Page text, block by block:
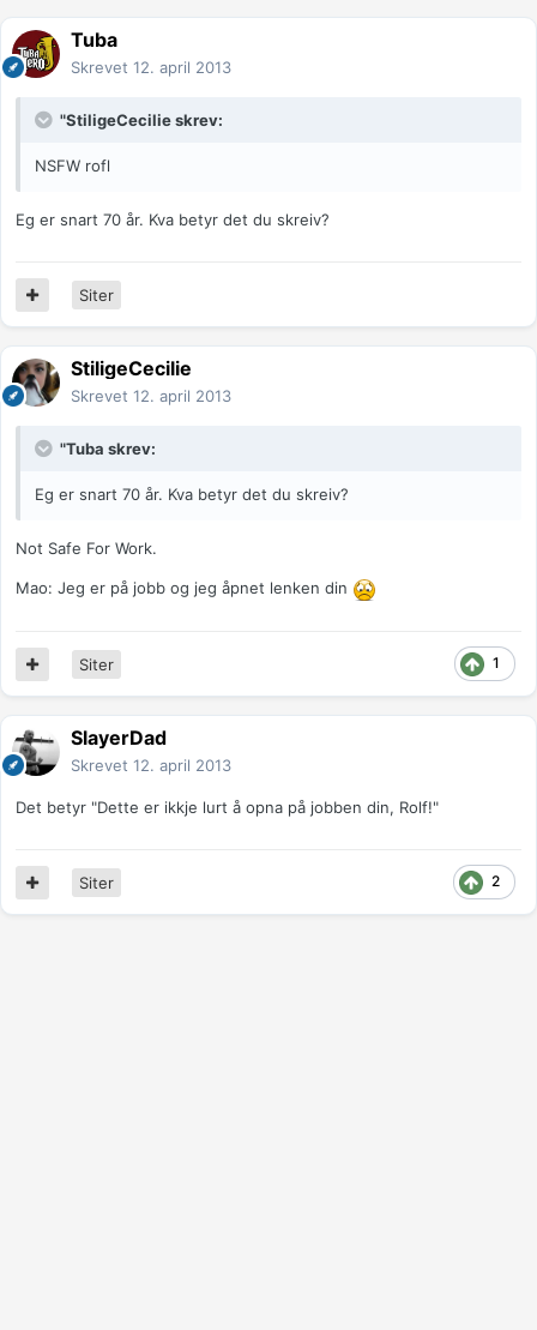
Tuba
Skrevet 12. april 2013
"StiligeCecilie skrev:
NSFW rofl
Eg er snart 70 år. Kva betyr det du skreiv?
Siter
StiligeCecilie
Skrevet 12. april 2013
"Tuba skrev:
Eg er snart 70 år. Kva betyr det du skreiv?
Not Safe For Work.
Mao: Jeg er på jobb og jeg åpnet lenken din
1
Siter
SlayerDad
Skrevet 12. april 2013
Det betyr "Dette er ikkje lurt å opna på jobben din, Rolf!"
2
Siter